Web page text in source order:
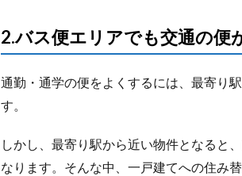
2.バス便エリアでも交通の便
通勤・通学の便をよくするには、最寄り
す。
しかし、最寄り駅から近い物件となると
なります。そんな中、一戸建てへの住み